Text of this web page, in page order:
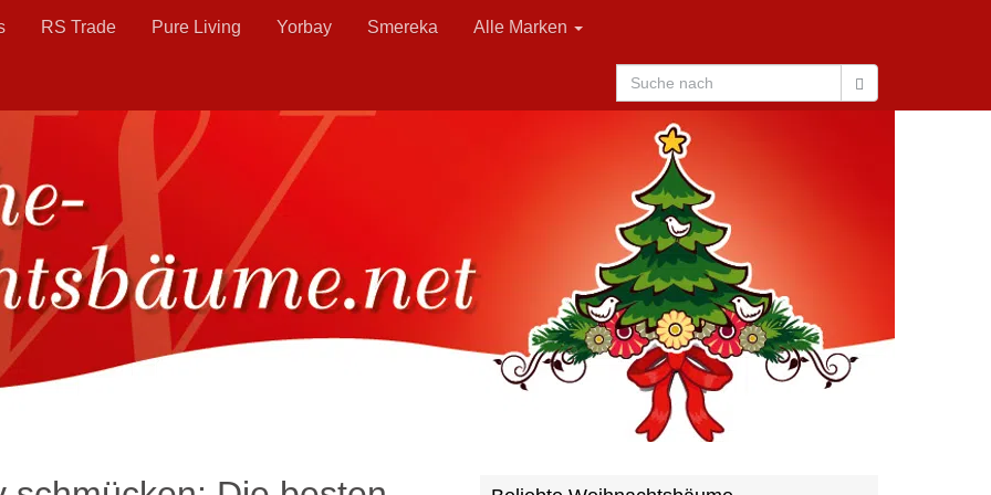
RS Trade Pure Living Yorbay Smereka Alle Marken